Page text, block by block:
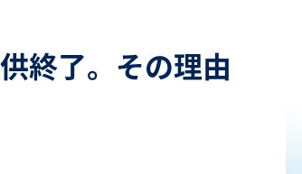
・撮影
お役立ち資料ダウンロード
終了。その理由